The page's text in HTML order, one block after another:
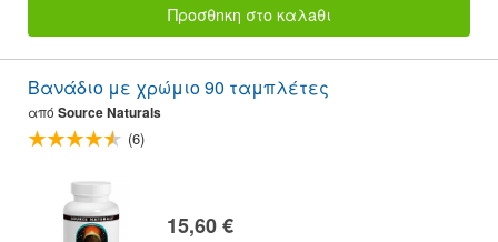
Προσθnκη στο καλaθι
Βανάδιο με χρώμιο 90 ταμπλέτες
από Source Naturals
(6)
15,60 €